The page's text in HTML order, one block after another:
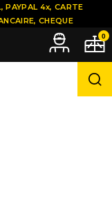
PAYPAL 4x, CARTE
CHEQUE
0